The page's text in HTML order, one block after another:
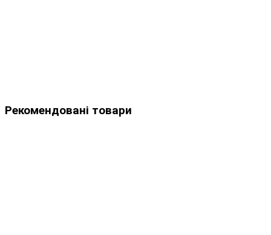
Рекомендовані товари